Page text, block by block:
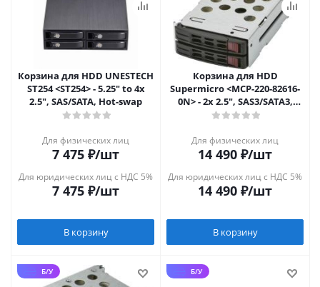
Корзина для HDD UNESTECH
ST254 <ST254> - 5.25" to 4x
2.5", SAS/SATA, Hot-swap
Для физических лиц
7 475 ₽/шт
Для юридических лиц с НДС 5%
7 475 ₽/шт
В корзину
Корзина для HDD
Supermicro <MCP-220-82616-
0N> - 2x 2.5", SAS3/SATA3,
12Gbps, для
Для физических лиц
14 490 ₽/шт
Для юридических лиц с НДС 5%
14 490 ₽/шт
В корзину
Б/У Б/У